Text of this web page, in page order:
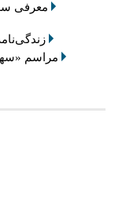
معرفی
زندگی‌نامه
مراسم